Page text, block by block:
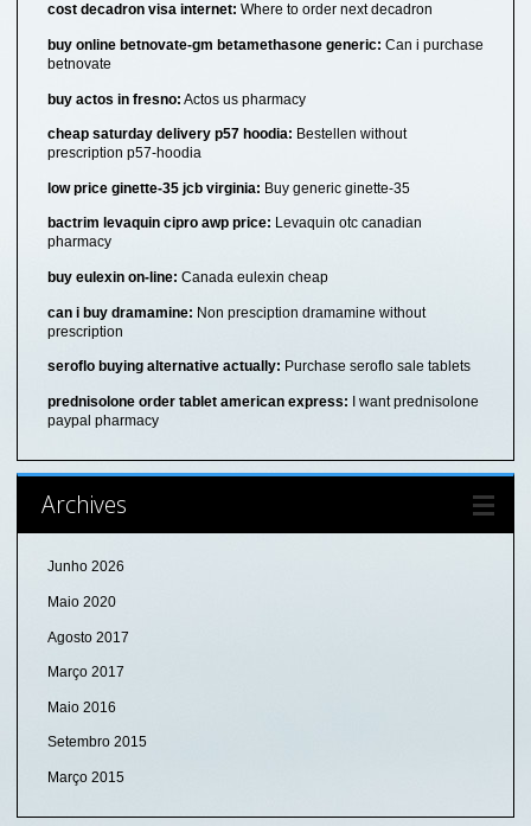
cost decadron visa internet: Where to order next decadron
buy online betnovate-gm betamethasone generic: Can i purchase
betnovate
buy actos in fresno: Actos us pharmacy
cheap saturday delivery p57 hoodia: Bestellen without
prescription p57-hoodia
low price ginette-35 jcb virginia: Buy generic ginette-35
bactrim levaquin cipro awp price: Levaquin otc canadian
pharmacy
buy eulexin on-line: Canada eulexin cheap
can i buy dramamine: Non presciption dramamine without
prescription
seroflo buying alternative actually: Purchase seroflo sale tablets
prednisolone order tablet american express: I want prednisolone
paypal pharmacy
Archives
Junho 2026
Maio 2020
Agosto 2017
Março 2017
Maio 2016
Setembro 2015
Março 2015